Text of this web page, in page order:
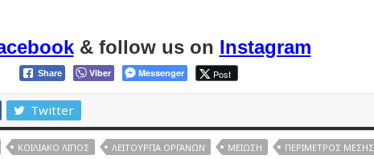
& follow us on Instagram
Share Viber Messenger Post
Twitter
ΚΟΙΛΙΑΚΌ ΛΊΠΟΣ ΛΕΙΤΟΥΡΓΊΑ ΟΡΓΆΝΩΝ ΜΕΊΩΣΗ
ΠΕΡΊΜΕΤΡΟΣ ΜΈΣΗΣ